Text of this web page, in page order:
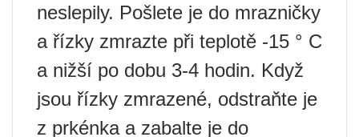
neslepily. Pošlete je do mrazničky
a řízky zmrazte při teplotě -15 ° C
a nižší po dobu 3-4 hodin. Když
jsou řízky zmrazené, odstraňte je
z prkénka a zabalte je do